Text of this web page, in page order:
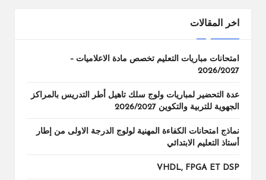
اخر المقالات
امتحانات مباريات التعليم تخصص مادة الاعلاميات –
2026/2027
عدة التحضير لمباريات ولوج سلك تاهيل أطر التدريس بالمراكز
الجهوية للتربية والتكوين 2026/2027
نماذج امتحانات الكفاءة المهنية لولوج الدرجة الاولى من إطار
أستاذ التعليم الابتدائي
VHDL, FPGA ET DSP